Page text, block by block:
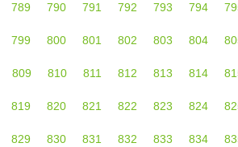
789 790 791 792 793 794
799 800 801 802 803 804
809 810 811 812 813 814
819 820 821 822 823 824
829 830 831 832 833 834